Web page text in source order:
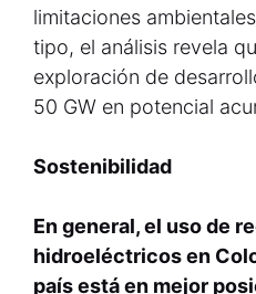
limitaciones
tipo, el análisis revela
exploración de
50 GW en potencial
Sostenibilidad
En general, el uso de
hidroeléctricos en
país está en mejor